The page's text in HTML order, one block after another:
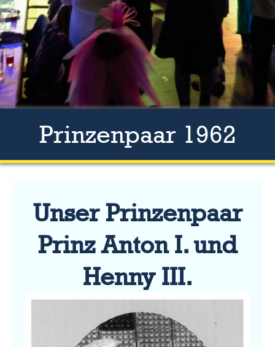
Prinzenpaar 1962
Unser Prinzenpaar
Prinz Anton I. und
Henny III.